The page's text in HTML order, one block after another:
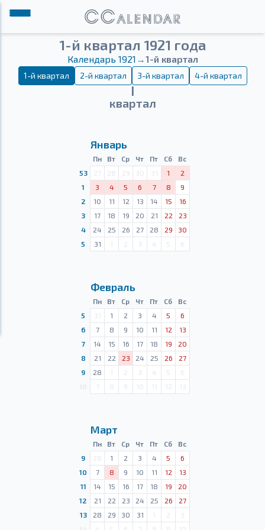
1-й квартал 1921 года
Календарь 1921 →1-й квартал
1-й квартал 2-й квартал 3-й квартал 4-й квартал
Ⅰ
квартал
Январь
Пн Вт Ср Чт Пт Сб
Вс
53
27 28 29 30 31 1
2
1
3 4 5 6 7 8
9
2
10 11 12 13 14 15
16
3
17 18 19 20 21 22
23
4
24 25 26 27 28 29
30
5
31 1 2 3 4 5 6
Февраль
Пн Вт Ср Чт Пт Сб
Вс
5
31 1 2 3 4 5
6
6
7 8 9 10 11 12
13
7
14 15 16 17 18 19
20
8
21 22 23 24 25 26
27
9
28 1 2 3 4 5
6
7 8 9 10 11 12 13
Март
Пн Вт Ср Чт Пт Сб
Вс
9
28 1 2 3 4 5
6
10
7 8 9 10 11 12
13
11
14 15 16 17 18 19
20
12
21 22 23 24 25 26
27
13
28 29 30 31 1 2
3